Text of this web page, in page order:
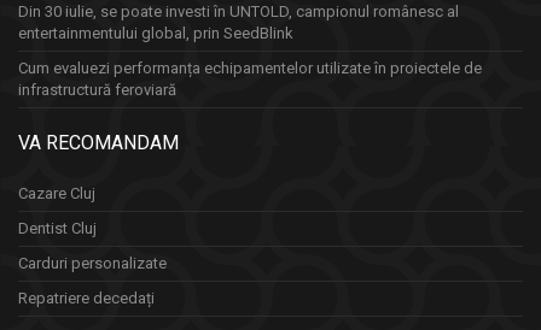
Din 30 iulie, se poate investi în UNTOLD, campionul românesc al
entertainmentului global, prin SeedBlink
Cum evaluezi performanța echipamentelor utilizate în proiectele de
infrastructură feroviară
VA RECOMANDAM
Cazare Cluj
Dentist Cluj
Carduri personalizate
Repatriere decedați